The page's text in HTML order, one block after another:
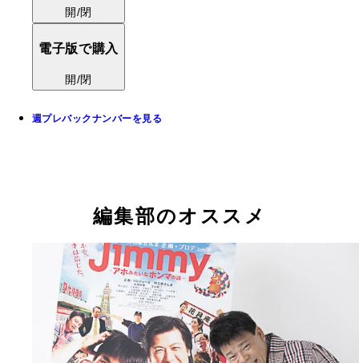
開/閉
電子版で購入
開/閉
週プレバックナンバーを見る
編集部のオススメ